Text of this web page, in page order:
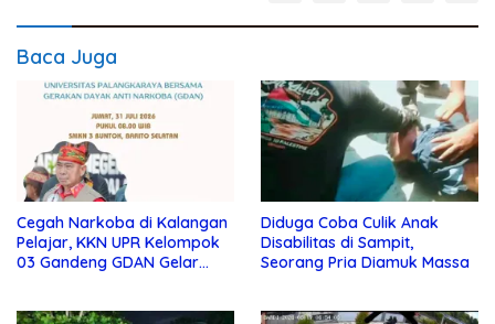
Baca Juga
Cegah Narkoba di Kalangan
Pelajar, KKN UPR Kelompok
03 Gandeng GDAN Gelar
Diduga Coba Culik Anak
Disabilitas di Sampit,
Seorang Pria Diamuk Massa